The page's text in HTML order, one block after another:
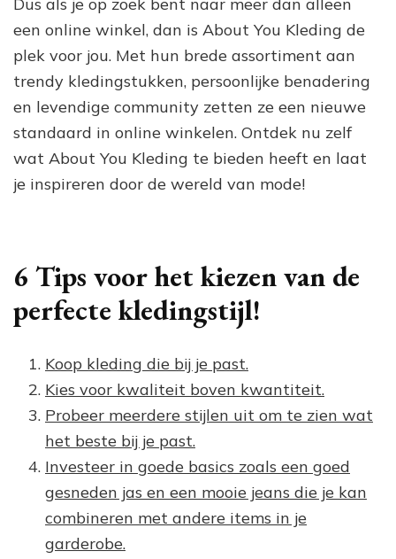
een online winkel, dan is About You Kleding de
plek voor jou. Met hun brede assortiment aan
trendy kledingstukken, persoonlijke benadering
en levendige community zetten ze een nieuwe
standaard in online winkelen. Ontdek nu zelf
wat About You Kleding te bieden heeft en laat
je inspireren door de wereld van mode!
6 Tips voor het kiezen van de
perfecte kledingstijl!
Koop kleding die bij je past.
Kies voor kwaliteit boven kwantiteit.
Probeer meerdere stijlen uit om te zien wat
het beste bij je past.
Investeer in goede basics zoals een goed
gesneden jas en een mooie jeans die je kan
combineren met andere items in je
garderobe.